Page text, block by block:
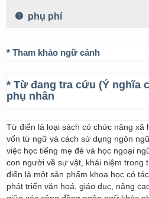
phụ phí
* Tham khảo ngữ cảnh
* Từ đang tra cứu (Ý nghĩa
phụ nhân
Từ điển là loại sách có chức năng xã
vốn từ ngữ và cách sử dụng ngôn
việc học tiếng mẹ đẻ và học ngoại
con người về sự vật, khái niệm trong
điển là một sản phẩm khoa học có
phát triển văn hoá, giáo dục, nâng